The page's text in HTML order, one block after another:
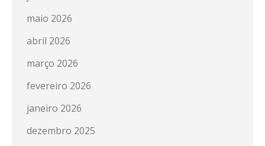
maio 2026
abril 2026
março 2026
fevereiro 2026
janeiro 2026
dezembro 2025